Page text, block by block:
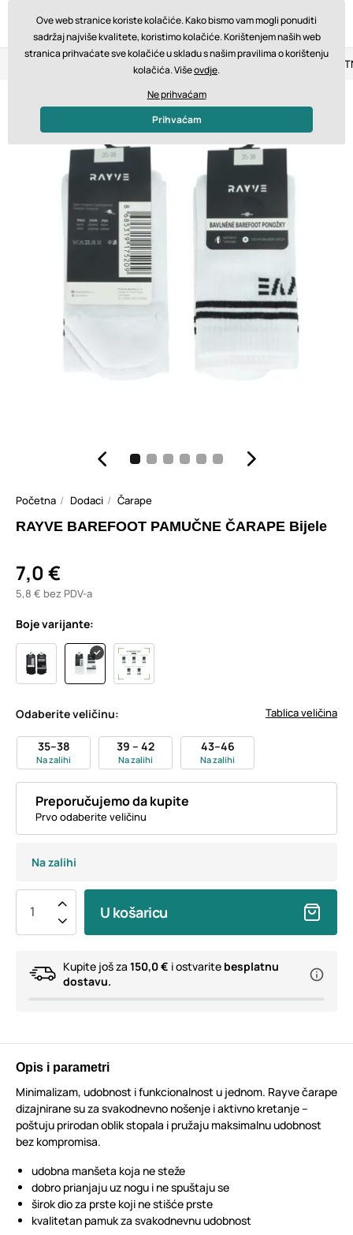
Povrat u roku od 14 dana Brza dostava od 200 €
Početna Dodaci Čarape
RAYVE BAREFOOT PAMUČNE ČARAPE Bijele
7,0 €
5,8 € bez PDV-a
Boje varijante:
Tablica veličina
Odaberite veličinu:
35–38
Na zalihi
39 – 42
Na zalihi
43–46
Na zalihi
Preporučujemo da kupite
Prvo odaberite veličinu
Na zalihi
U košaricu
Kupite još za 150,0 € i ostvarite besplatnu
dostavu.
Opis i parametri
Minimalizam, udobnost i funkcionalnost u jednom. Rayve čarape
dizajnirane su za svakodnevno nošenje i aktivno kretanje –
poštuju prirodan oblik stopala i pružaju maksimalnu udobnost
bez kompromisa.
udobna manšeta koja ne steže
dobro prianjaju uz nogu i ne spuštaju se
širok dio za prste koji ne stišće prste
kvalitetan pamuk za svakodnevnu udobnost
Ove web stranice koriste kolačiće. Kako bismo vam mogli ponuditi
sadržaj najviše kvalitete, koristimo kolačiće. Korištenjem naših web
stranica prihvaćate sve kolačiće u skladu s našim pravilima o korištenju
kolačića. Višeovdje.
Ne prihvaćam
Prihvaćam